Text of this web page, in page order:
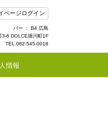
ページログイン
バー ： B4 広島
3-6 DOLCE堀川町1F
TEL.082-545-0018
情報